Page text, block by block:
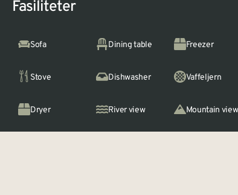
Fasiliteter
Sofa Dining table Freezer
Stove Dishwasher Vaffeljern
Dryer River view Mountain view